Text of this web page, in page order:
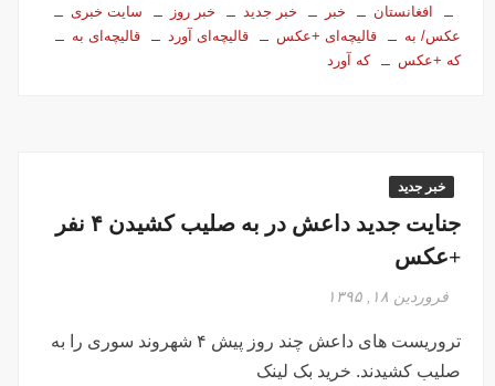
افغانستان
خبر خبر جدید خبر روز
سایت خبری
عکس/ به
قالیچه‌ای +عکس قالیچه‌ای آورد
قالیچه‌ای به
که +عکس
که آورد
خبر جدید
جنایت جدید داعش در به صلیب کشیدن ۴ نفر
+عکس
فروردین ۱۸, ۱۳۹۵
تروریست های داعش چند روز پیش ۴ شهروند سوری را به
صلیب کشیدند. خرید بک لینک